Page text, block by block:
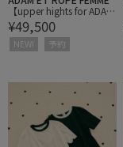
【upper hights for ADAM
ET ROPE'】別注 THE U-B
ENCH COAT
¥49,500
NEW! 予約